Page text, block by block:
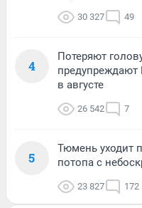
30 327 49
4
Потеряют
предупреждают
в августе
26 542 7
5
Тюмень уходит
потопа с
23 827 172